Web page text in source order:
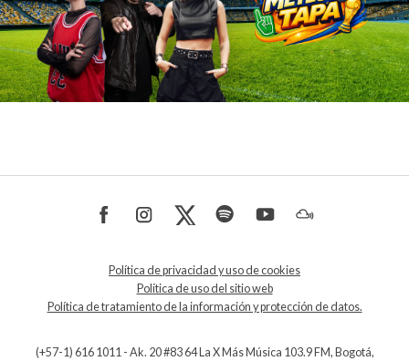
Política de privacidad y uso de cookies
Política de uso del sitio web
Política de tratamiento de la información y protección de datos.
(+57-1) 616 1011 - Ak. 20 #83 64 La X Más Música 103.9 FM, Bogotá,